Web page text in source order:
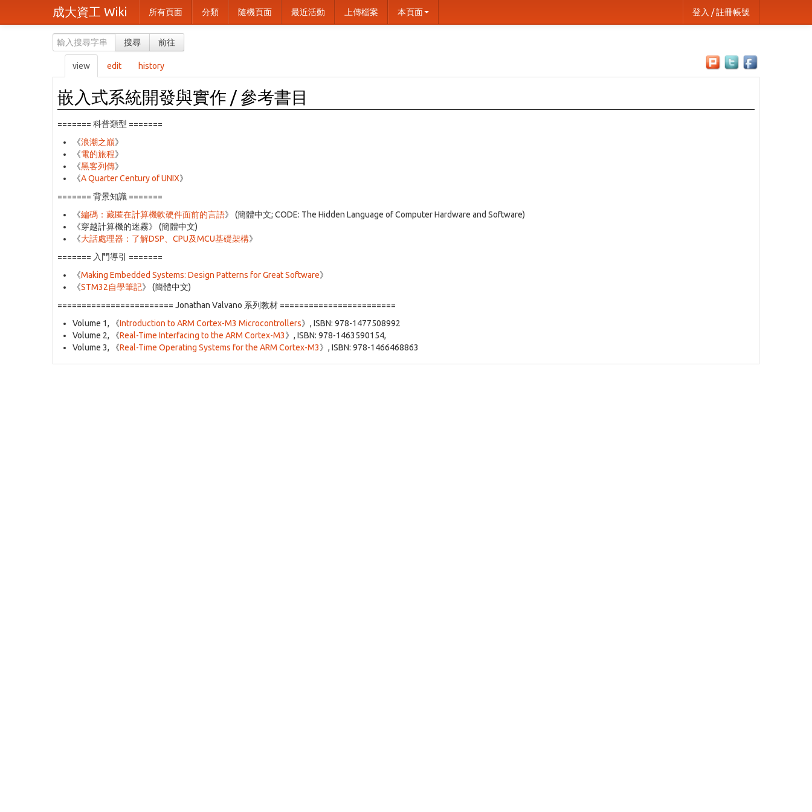
成大資工 Wiki 所有頁面 分類 隨機頁面 最近活動 上傳檔案 本頁面 登入 / 註冊帳號
搜尋 前往
view edit history
嵌入式系統開發與實作 / 參考書目
======= 科普類型 =======
《浪潮之巔》
《電的旅程》
《黑客列傳》
《A Quarter Century of UNIX》
======= 背景知識 =======
《編碼：藏匿在計算機軟硬件面前的言語》 (簡體中文; CODE: The Hidden Language of Computer Hardware and Software)
《穿越計算機的迷霧》 (簡體中文)
《大話處理器：了解DSP、CPU及MCU基礎架構》
======= 入門導引 =======
《Making Embedded Systems: Design Patterns for Great Software》
《STM32自學筆記》 (簡體中文)
======================== Jonathan Valvano 系列教材 ========================
Volume 1, 《Introduction to ARM Cortex-M3 Microcontrollers》, ISBN: 978-1477508992
Volume 2, 《Real-Time Interfacing to the ARM Cortex-M3》, ISBN: 978-1463590154,
Volume 3, 《Real-Time Operating Systems for the ARM Cortex-M3》, ISBN: 978-1466468863